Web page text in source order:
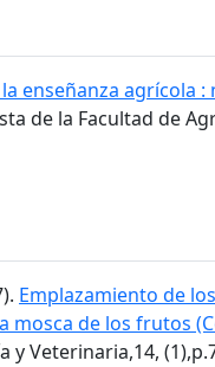
enseñanza agrícola
de la Facultad de
Emplazamiento de
mosca de los frutos
y Veterinaria,14,